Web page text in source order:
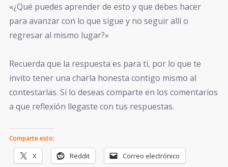
«¿Qué puedes aprender de esto y que debes hacer
para avanzar con lo que sigue y no seguir allí o
regresar al mismo lugar?»
Recuerda que la respuesta es para ti, por lo que te
invito tener una charla honesta contigo mismo al
contestarlas. Si lo deseas comparte en los comentarios
a que reflexión llegaste con tus respuestas.
Comparte esto:
X Reddit Correo electrónico